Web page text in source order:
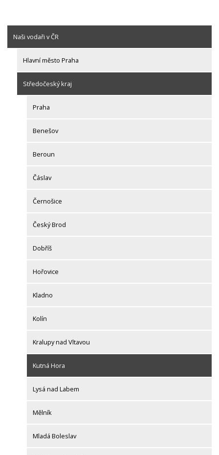
Naši vodaři v ČR
Hlavní město Praha
Středočeský kraj
Praha
Benešov
Beroun
Čáslav
Černošice
Český Brod
Dobříš
Hořovice
Kladno
Kolín
Kralupy nad Vltavou
Kutná Hora
Lysá nad Labem
Mělník
Mladá Boleslav